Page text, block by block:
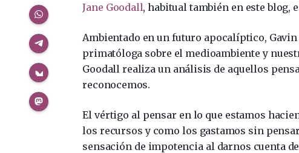
Jane Goodall, habitual también en este blog,
Ambientado en un futuro apocalíptico,
primatóloga sobre el medioambiente y
Goodall realiza un análisis de aquellos
reconocemos.
El vértigo al pensar en lo que estamos
los recursos y como los gastamos sin
sensación de impotencia al darnos cuenta